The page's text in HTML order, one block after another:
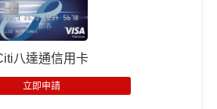
出50額外里賞金。每1里賞金 ≈ HK
回贈！詳情MrMiles.hk/mmcredit
基本回贈上到1.2%：
simply-cash-apply
月31日期間，全新渣打信用卡客戶*
任務，可賺HK$600現金回贈
八達通信用卡
立即申請